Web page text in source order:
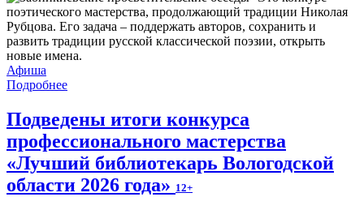
поэтического мастерства, продолжающий традиции Николая
Рубцова. Его задача – поддержать авторов, сохранить и
развить традиции русской классической поэзии, открыть
новые имена.
Афиша
Подробнее
Подведены итоги конкурса
профессионального мастерства
«Лучший библиотекарь Вологодской
области 2026 года» 12+